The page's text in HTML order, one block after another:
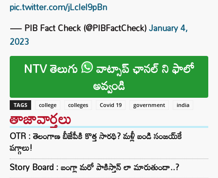
pic.twitter.com/jLcIeI9pBn
— PIB Fact Check (@PIBFactCheck)January 4,
2023
NTV తెలుగు వాట్సాప్ ఛానల్ ని ఫాలో
అవ్వండి
TAGS college colleges Covid 19 government india
తాజావార్తలు
OTR : తెలంగాణ బీజేపీకి కొత్త సారథి? మళ్లీ బండి సంజయ్‌కే
పగ్గాలు!
Story Board : బంగ్లా మరో పాకిస్తాన్ లా మారుతుందా..?